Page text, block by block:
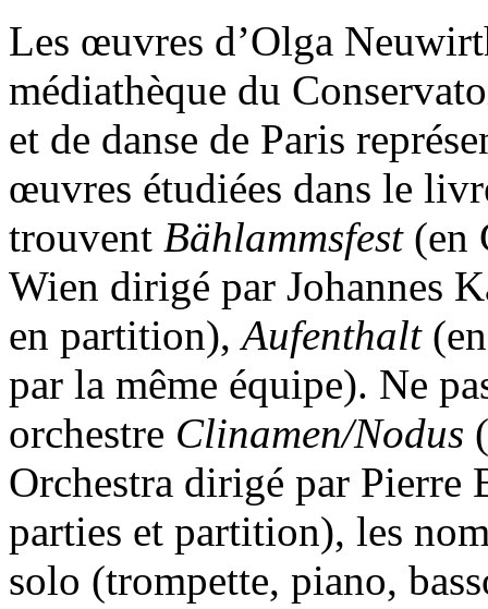
Les œuvres d’Olga
médiathèque du
et de danse de Paris
œuvres étudiées dans le
trouvent Bählammsfest(en
Wien dirigé par Johannes
en partition),Aufenthalt
par la même équipe). Ne
orchestre Clinamen/Nodus
Orchestra dirigé par
parties et partition), les
solo (trompette, piano,